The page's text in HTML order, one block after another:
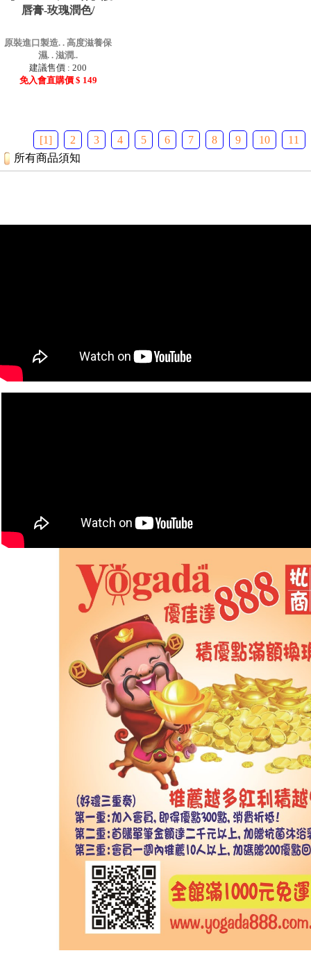
唇膏-玫瑰潤色/
原裝進口製造. . 高度滋養保
濕. . 滋潤..
建議售價 : 200
免入會直購價 $ 149
[1] 2 3 4 5 6 7 8 9 10
11
所有商品須知